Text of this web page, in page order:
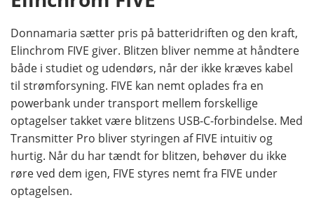
Donnamaria sætter pris på batteridriften og den kraft,
Elinchrom FIVE giver. Blitzen bliver nemme at håndtere
både i studiet og udendørs, når der ikke kræves kabel
til strømforsyning. FIVE kan nemt oplades fra en
powerbank under transport mellem forskellige
optagelser takket være blitzens USB-C-forbindelse. Med
Transmitter Pro bliver styringen af FIVE intuitiv og
hurtig. Når du har tændt for blitzen, behøver du ikke
røre ved dem igen, FIVE styres nemt fra FIVE under
optagelsen.